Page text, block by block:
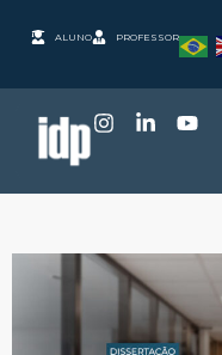
ALUNO PROFESSOR